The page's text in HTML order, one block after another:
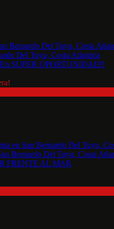
Del Tuyu, Costa Atlantica
En SUPER OPORTUNIDAD!!
Bernardo Del Tuyu, Costa
FRENTE AL MAR